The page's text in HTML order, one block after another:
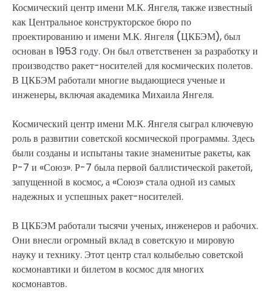
Космический центр имени М.К. Янгеля, также известный
как Центральное конструкторское бюро по
проектированию и имени М.К. Янгеля (ЦКБЭМ), был
основан в 1953 году. Он был ответственен за разработку и
производство ракет-носителей для космических полетов.
В ЦКБЭМ работали многие выдающиеся ученые и
инженеры, включая академика Михаила Янгеля.
Космический центр имени М.К. Янгеля сыграл ключевую
роль в развитии советской космической программы. Здесь
были созданы и испытаны такие знаменитые ракеты, как
Р-7 и «Союз». Р-7 была первой баллистической ракетой,
запущенной в космос, а «Союз» стала одной из самых
надежных и успешных ракет-носителей.
В ЦКБЭМ работали тысячи ученых, инженеров и рабочих.
Они внесли огромный вклад в советскую и мировую
науку и технику. Этот центр стал колыбелью советской
космонавтики и билетом в космос для многих
космонавтов.